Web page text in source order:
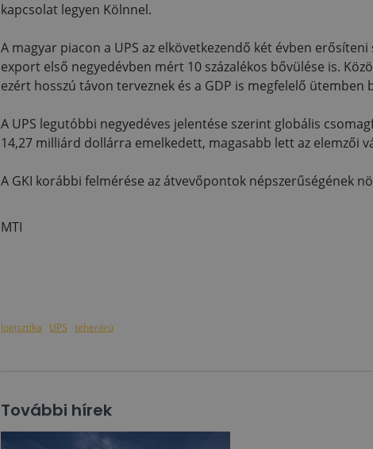
kapcsolat legyen Kölnnel.
A magyar piacon a UPS az elkövetkezendő két évben
export első negyedévben mért 10 százalékos bővülése is.
ezért hosszú távon terveznek és a GDP is megfelelő ütemben
A UPS legutóbbi negyedéves jelentése szerint globális
14,27 milliárd dollárra emelkedett, magasabb lett az elemzői
A GKI korábbi felmérése az átvevőpontok népszerűségének
MTI
logisztika UPS teherárú
További hírek